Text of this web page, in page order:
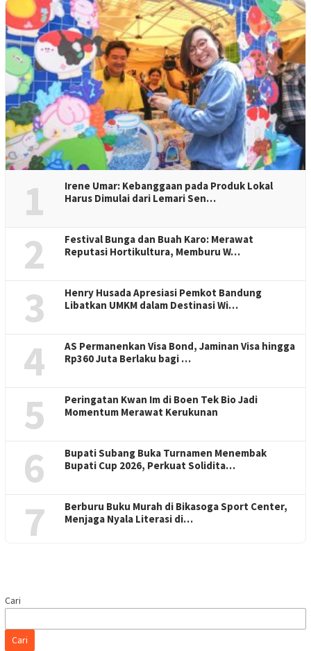
1
Irene Umar: Kebanggaan pada Produk Lokal
Harus Dimulai dari Lemari Sen…
2
Festival Bunga dan Buah Karo: Merawat
Reputasi Hortikultura, Memburu W…
3
Henry Husada Apresiasi Pemkot Bandung
Libatkan UMKM dalam Destinasi Wi…
4
AS Permanenkan Visa Bond, Jaminan Visa hingga
Rp360 Juta Berlaku bagi …
5
Peringatan Kwan Im di Boen Tek Bio Jadi
Momentum Merawat Kerukunan
6
Bupati Subang Buka Turnamen Menembak
Bupati Cup 2026, Perkuat Solidita…
7
Berburu Buku Murah di Bikasoga Sport Center,
Menjaga Nyala Literasi di…
Cari
Cari